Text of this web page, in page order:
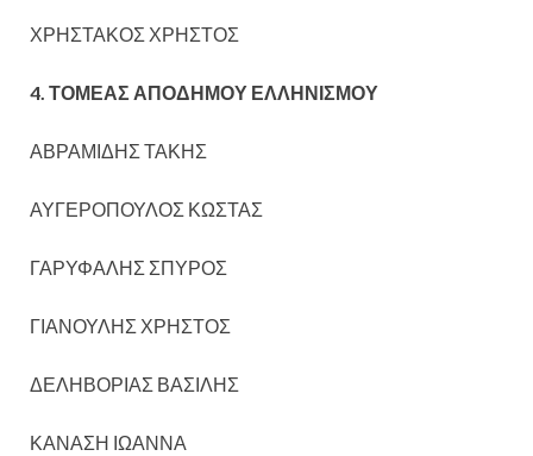
ΧΡΗΣΤΑΚΟΣ ΧΡΗΣΤΟΣ
4. ΤΟΜΕΑΣ ΑΠΟΔΗΜΟΥ ΕΛΛΗΝΙΣΜΟΥ
ΑΒΡΑΜΙΔΗΣ ΤΑΚΗΣ
ΑΥΓΕΡΟΠΟΥΛΟΣ ΚΩΣΤΑΣ
ΓΑΡΥΦΑΛΗΣ ΣΠΥΡΟΣ
ΓΙΑΝΟΥΛΗΣ ΧΡΗΣΤΟΣ
ΔΕΛΗΒΟΡΙΑΣ ΒΑΣΙΛΗΣ
ΚΑΝΑΣΗ ΙΩΑΝΝΑ